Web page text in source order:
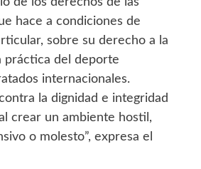
hace a condiciones de
sobre su derecho a la
práctica del deporte
internacionales.
la dignidad e integridad
crear un ambiente hostil,
o molesto”, expresa el